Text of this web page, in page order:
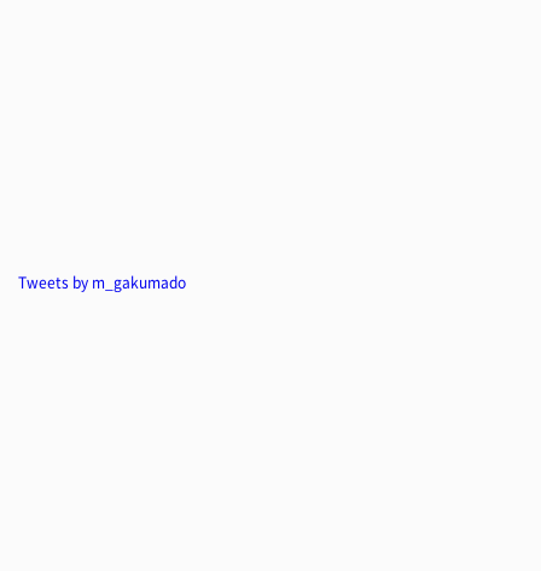
Tweets by m_gakumado